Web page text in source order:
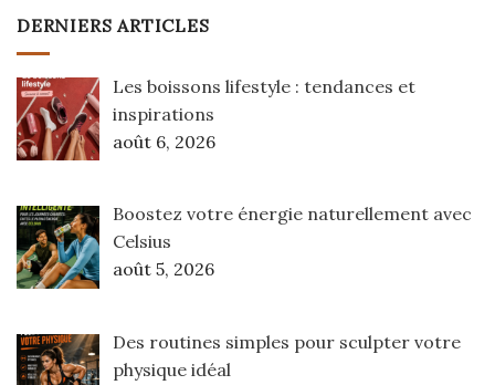
DERNIERS ARTICLES
Les boissons lifestyle : tendances et
inspirations
août 6, 2026
Boostez votre énergie naturellement avec
Celsius
août 5, 2026
Des routines simples pour sculpter votre
physique idéal